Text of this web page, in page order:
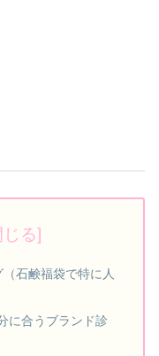
石鹸福袋で特に人
に合うブランド診